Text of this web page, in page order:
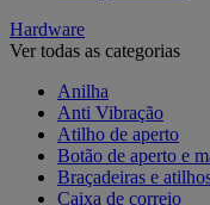
Hardware
Ver todas as categorias
Anilha
Anti Vibração
Atilho de aperto
Botão de aperto e
Braçadeiras e
Caixa de correio